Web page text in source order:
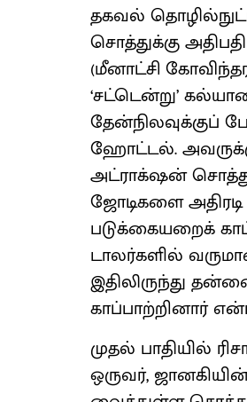
தகவல்
சொத்துக்கு
(மீனாட்சி
‘சட்டென்று’
தேன்நிலவுக்குப்
ஹோட்டல்.
அட்ராக்‌ஷன்
ஜோடிகளை
படுக்கையறைக்
டாலர்களில்
இதிலிருந்து
காப்பாற்றினார்
முதல் பாதியில்
ஒருவர்,